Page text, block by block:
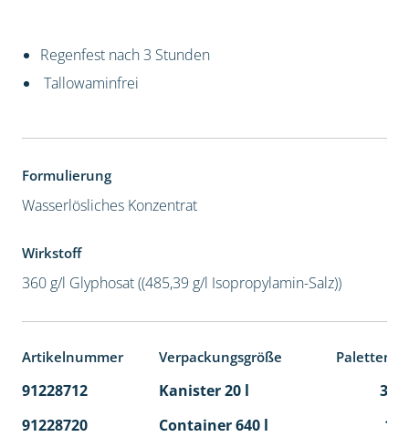
Regenfest nach 3 Stunden
Tallowaminfrei
Formulierung
Wasserlösliches Konzentrat
Wirkstoff
360 g/l Glyphosat ((485,39 g/l Isopropylamin-Salz))
Artikelnummer Verpackungsgröße
91228712 Kanister 20 l
32
91228720
Container 640 l
1